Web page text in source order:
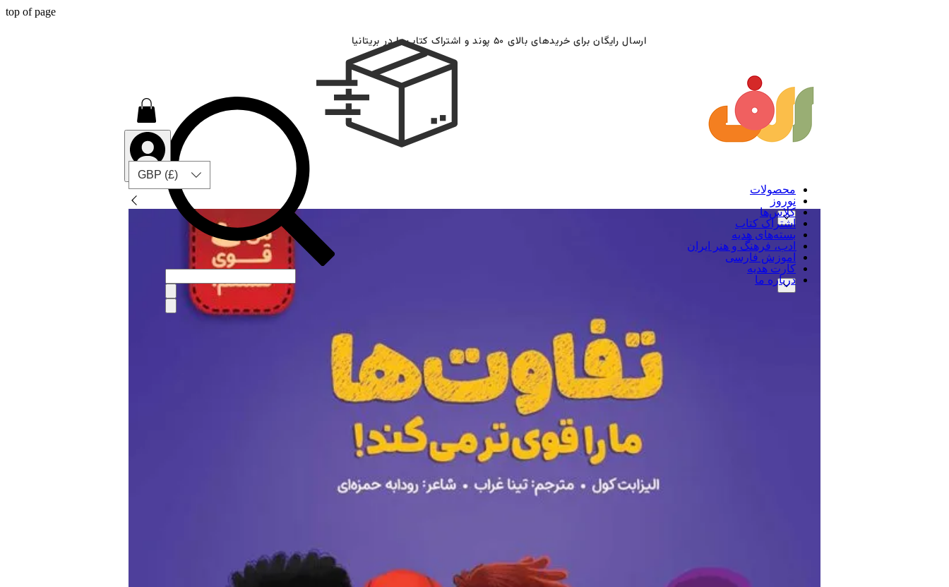
top of page
ارسال رایگان برای خریدهای بالای ۵۰ پوند و اشتراک کتاب‌ها در بریتانیا
Log In
محصولات
نوروز
کلاس‌ها
اشتراک کتاب
بسته‌های هدیه
ادب، فرهنگ و هنر ایران
آموزش فارسی
کارت هدیه
درباره ما
GBP (£)